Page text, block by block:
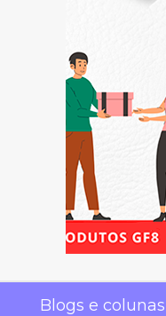
Blogs e colunas